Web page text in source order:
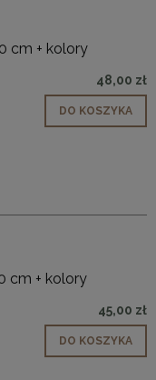
cm + kolory
48,00 zł
DO KOSZYKA
cm + kolory
45,00 zł
DO KOSZYKA